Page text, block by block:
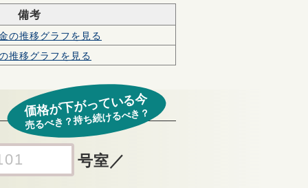
備考
の推移グラフを見る
推移グラフを見る
号室 ／
価格が下がっている今
売るべき？持ち続けるべき？